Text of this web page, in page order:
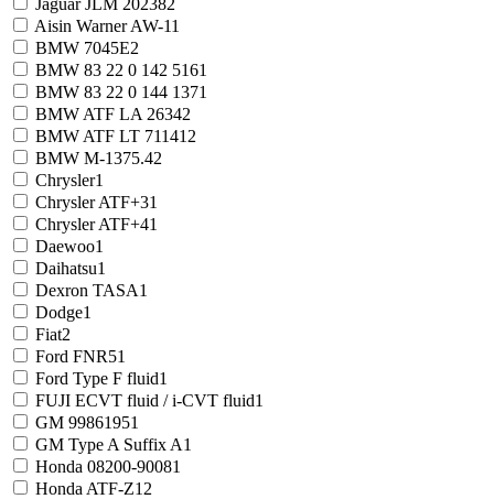
Aisin Warner AW-11
BMW 7045E2
BMW 83 22 0 142 5161
BMW 83 22 0 144 1371
BMW ATF LA 26342
BMW ATF LT 71141 2
BMW M-1375.42
Chrysler1
Chrysler ATF+31
Chrysler ATF+41
Daewoo1
Daihatsu1
Dexron TASA1
Dodge1
Fiat2
Ford FNR51
Ford Type F fluid1
FUJI ECVT fluid / i-CVT fluid1
GM 99861951
GM Type A Suffix A1
Honda 08200-90081
Honda ATF-Z1 2